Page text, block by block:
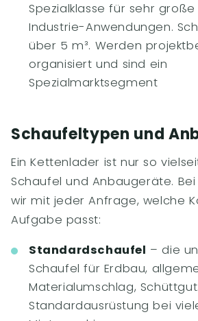
Spezialklasse für sehr
Industrie-Anwendungen.
über 5 m³. Werden
organisiert und sind ein
Spezialmarktsegment
Schaufeltypen und
Ein Kettenlader ist nur so
Schaufel und Anbaugeräte.
wir mit jeder Anfrage, welche
Aufgabe passt:
Standardschaufel – die
Schaufel für Erdbau,
Materialumschlag, Schüttgut.
Standardausrüstung bei